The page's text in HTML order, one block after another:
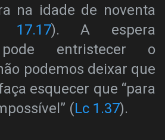
na idade de noventa
17.17). A espera
pode entristecer o
podemos deixar que
esquecer que “para
(Lc 1.37).